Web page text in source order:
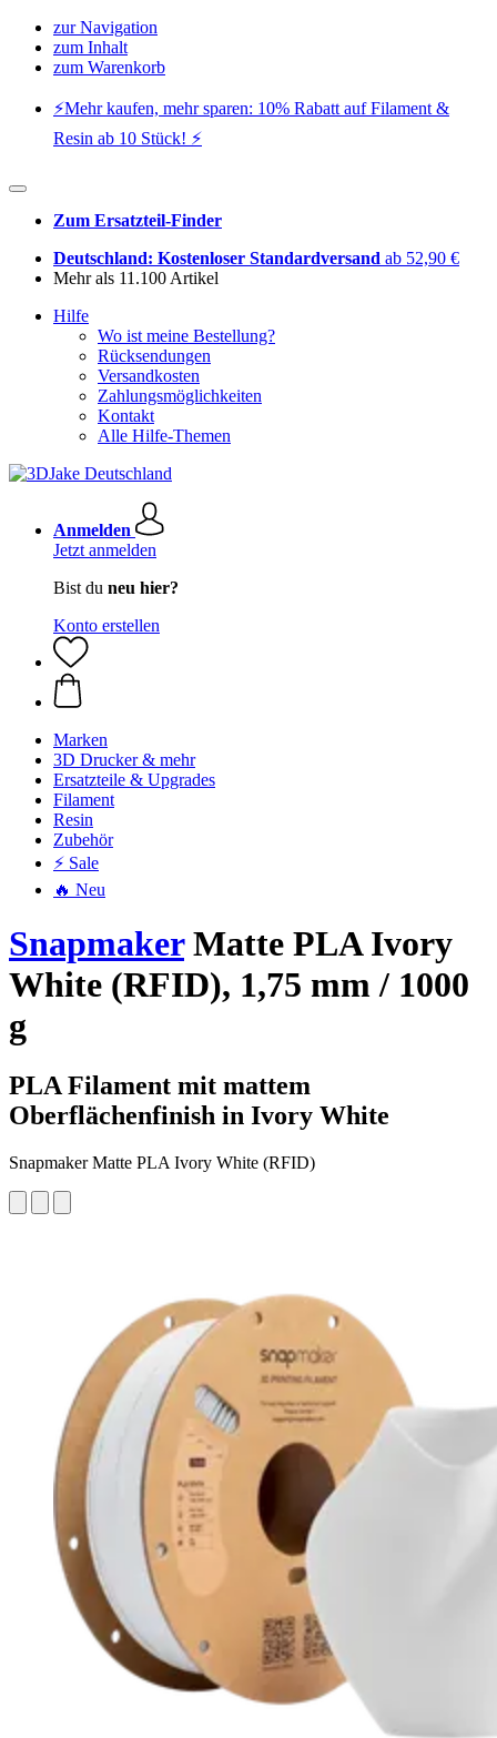
zur Navigation
zum Inhalt
zum Warenkorb
⚡️Mehr kaufen, mehr sparen: 10% Rabatt auf Filament &
Resin ab 10 Stück! ⚡️
Zum Ersatzteil-Finder
Deutschland: Kostenloser Standardversand ab 52,90 €
Mehr als 11.100 Artikel
Hilfe
Wo ist meine Bestellung?
Rücksendungen
Versandkosten
Zahlungsmöglichkeiten
Kontakt
Alle Hilfe-Themen
Anmelden
Jetzt anmelden
Bist du neu hier?
Konto erstellen
Marken
3D Drucker & mehr
Ersatzteile & Upgrades
Filament
Resin
Zubehör
⚡ Sale
🔥 Neu
SnapmakerMatte PLA Ivory
White (RFID), 1,75 mm / 1000
g
PLA Filament mit mattem
Oberflächenfinish in Ivory White
Snapmaker Matte PLA Ivory White (RFID)